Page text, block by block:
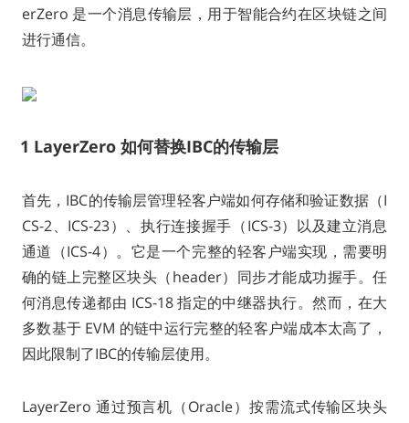
erZero 是一个消息传输层，用于智能合约在区块链之间
进行通信。
1 LayerZero 如何替换IBC的传输层
首先，IBC的传输层管理轻客户端如何存储和验证数据（I
CS-2、ICS-23）、执行连接握手（ICS-3）以及建立消息
通道（ICS-4）。它是一个完整的轻客户端实现，需要明
确的链上完整区块头（header）同步才能成功握手。任
何消息传递都由 ICS-18 指定的中继器执行。然而，在大
多数基于 EVM 的链中运行完整的轻客户端成本太高了，
因此限制了IBC的传输层使用。
LayerZero 通过预言机（Oracle）按需流式传输区块头